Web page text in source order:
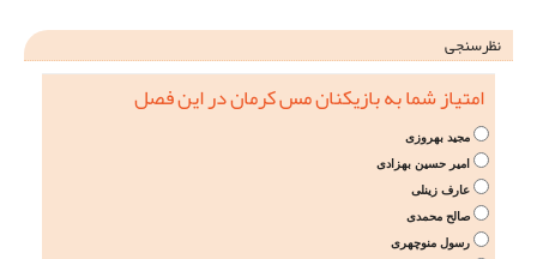
نظرسنجی
امتیاز شما به بازیکنان مس کرمان در این فصل
مجید بهروزی
امیر حسین بهزادی
عارف زینلی
صالح محمدی
رسول منوچهری